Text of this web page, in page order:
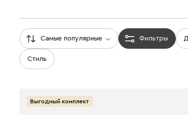
Самые популярные Фильтры
Стиль
Выгодный комплект